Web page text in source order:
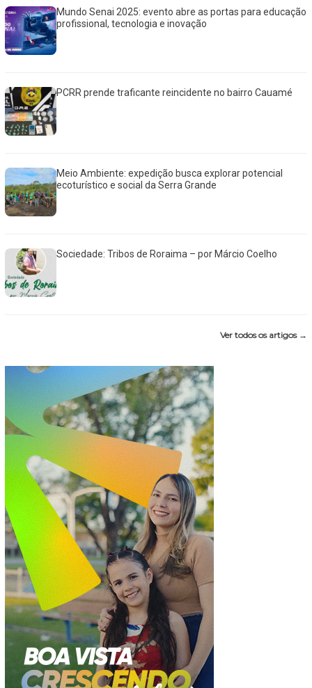
Mundo Senai 2025: evento abre as portas para educação
profissional, tecnologia e inovação
PCRR prende traficante reincidente no bairro Cauamé
Meio Ambiente: expedição busca explorar potencial
ecoturístico e social da Serra Grande
Sociedade: Tribos de Roraima – por Márcio Coelho
Ver todos os artigos →